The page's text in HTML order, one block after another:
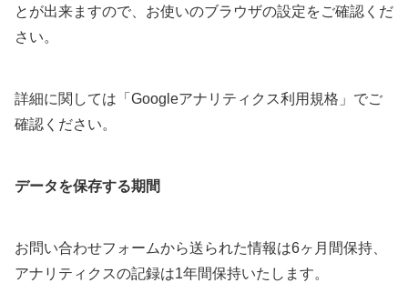
とが出来ますので、お使いのブラウザの設定をご確認くだ
さい。
詳細に関しては「Googleアナリティクス利用規格」でご
確認ください。
データを保存する期間
お問い合わせフォームから送られた情報は6ヶ月間保持、
アナリティクスの記録は1年間保持いたします。